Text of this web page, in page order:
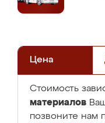
Цена
Стоимость
материалов
позвоните нам